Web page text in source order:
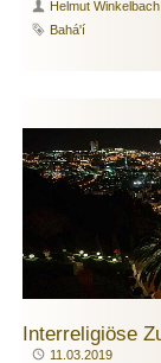
Autor
Helmut Winkelbach
Schlagwort
Bahá'í
Interreligiöse
Publiziert
11.03.2019